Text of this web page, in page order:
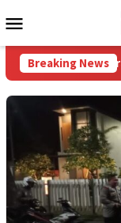
ke
Mobile
Breaking News
di Cikarang